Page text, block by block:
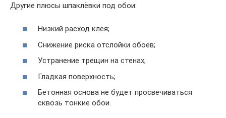
Другие плюсы шпаклёвки под обои:
Низкий расход клея;
Снижение риска отслойки обоев;
Устранение трещин на стенах;
Гладкая поверхность;
Бетонная основа не будет просвечиваться
сквозь тонкие обои.